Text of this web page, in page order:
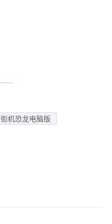
街机恐龙电脑版